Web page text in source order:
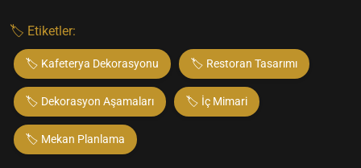
🏷️ Etiketler:
🏷️ Kafeterya Dekorasyonu 🏷️ Restoran Tasarımı
🏷️ Dekorasyon Aşamaları 🏷️ İç Mimari
🏷️ Mekan Planlama